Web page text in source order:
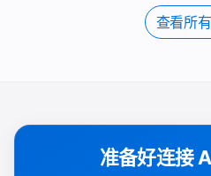
查看所
准备好连接